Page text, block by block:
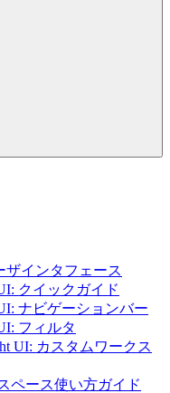
ザインタフェース
クイックガイド
ナビゲーションバー
フィルタ
UI: カスタムワークス
ペース使い方ガイド